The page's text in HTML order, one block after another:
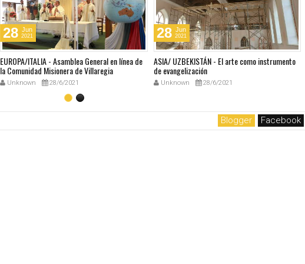
28 Jun
2021
EUROPA/ITALIA - Asamblea General en línea de
la Comunidad Misionera de Villaregia
Unknown 28/6/2021
28 Jun
2021
ASIA/ UZBEKISTÁN - El arte como instrumento
de evangelización
Unknown 28/6/2021
Blogger Facebook